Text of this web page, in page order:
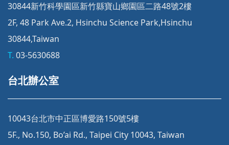
30844新竹科學園區新竹縣寶山鄉園區二路48號2樓
2F, 48 Park Ave.2, Hsinchu Science Park,Hsinchu
30844,Taiwan
T. 03-5630688
台北辦公室
10043台北市中正區博愛路150號5樓
5F., No.150, Bo’ai Rd., Taipei City 10043, Taiwan